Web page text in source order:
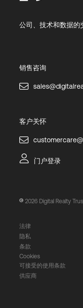
公司、技术和数据的
销售咨询
客户关怀
门户登录
2026 Digital Realty
法律
隐私
条款
Cookies
可接受的使用条款
供应商